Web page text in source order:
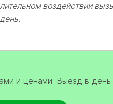
воздействии
и ценами. Выезд в